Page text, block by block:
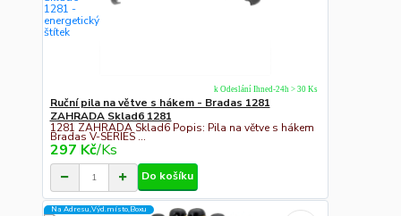
Ruční pila na větve s hákem - Bradas 1281
ZAHRADA Sklad6 1281
1281 ZAHRADA Sklad6 Popis: Pila na větve s hákem
Bradas V-SERIES ...
297 Kč/Ks
k Odeslání Ihned-24h > 30 Ks
Do košíku
Na Adresu,Výd.místo,Boxu